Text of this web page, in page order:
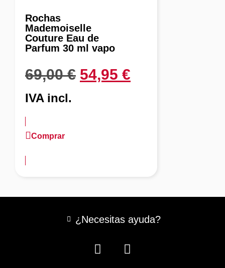
Rochas
Mademoiselle
Couture Eau de
Parfum 30 ml vapo
69,00€ 54,95 €
IVA incl.
Comprar
¿Necesitas ayuda?